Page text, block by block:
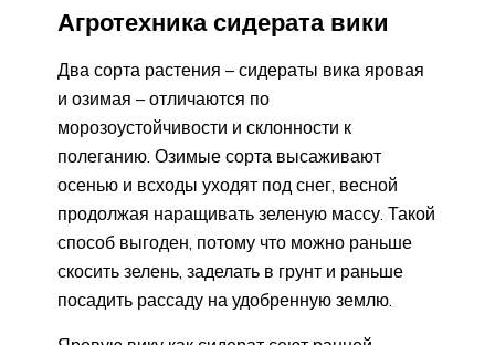
Агротехника сидерата вики
Два сорта растения – сидераты вика яровая
и озимая – отличаются по
морозоустойчивости и склонности к
полеганию. Озимые сорта высаживают
осенью и всходы уходят под снег, весной
продолжая наращивать зеленую массу. Такой
способ выгоден, потому что можно раньше
скосить зелень, заделать в грунт и раньше
посадить рассаду на удобренную землю.